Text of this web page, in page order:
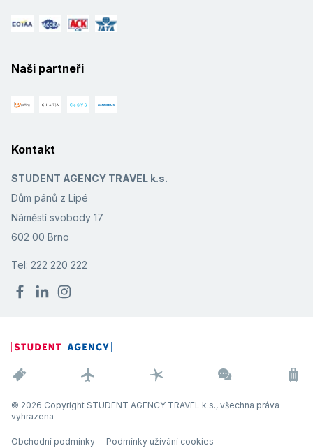
Naši partneři
Kontakt
STUDENT AGENCY TRAVEL k.s.
Dům pánů z Lipé
Náměstí svobody 17
602 00 Brno
Tel: 222 220 222
© 2026 Copyright STUDENT AGENCY TRAVEL k.s., všechna práva
vyhrazena
Obchodní podmínky Podmínky užívání cookies